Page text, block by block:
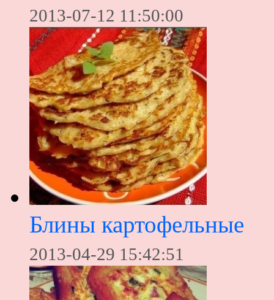
2013-07-12 11:50:00
Блины картофельные
2013-04-29 15:42:51